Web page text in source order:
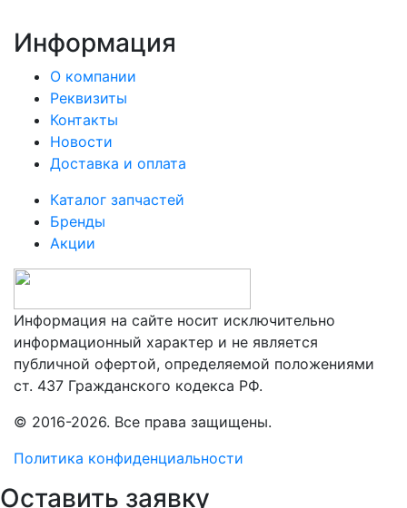
Информация на сайте носит исключительно
информационный характер и не является
публичной офертой, определяемой положениями
ст. 437 Гражданского кодекса РФ.
Информация
О компании
Реквизиты
Контакты
Новости
Доставка и оплата
Каталог запчастей
Бренды
Акции
© 2016-2026. Все права защищены.
Политика конфиденциальности
Оставить заявку